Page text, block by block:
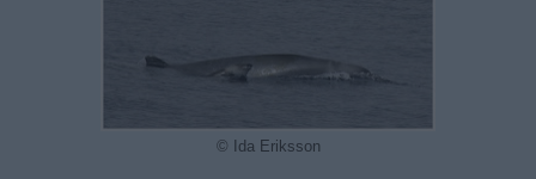
© Ida Eriksson